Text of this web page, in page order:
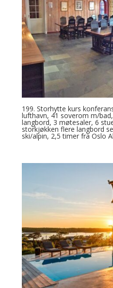
199. Storhytte kurs
lufthavn, 41 soverom m/
langbord, 3 møtesaler, 6
storkjøkken flere langbord
ski/alpin, 2,5 timer fra Oslo